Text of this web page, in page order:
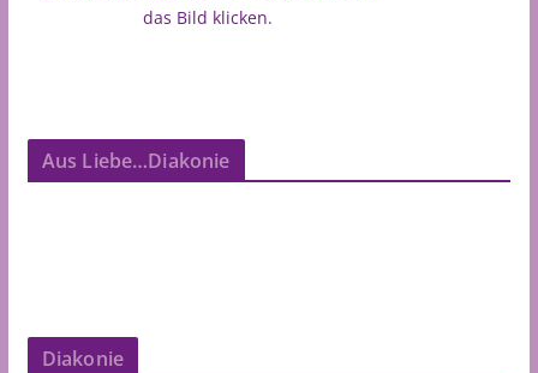
das Bild klicken.
Aus Liebe…Diakonie
Diakonie